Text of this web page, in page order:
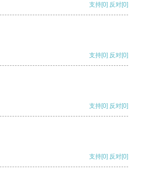
支持[0] 反对[0]
支持[0] 反对[0]
支持[0] 反对[0]
支持[0] 反对[0]